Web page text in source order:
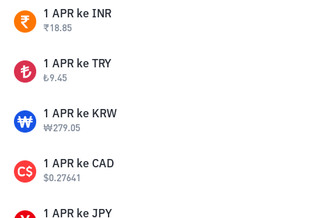
1 APR ke INR
₹18.85
1 APR ke TRY
₺9.45
1 APR ke KRW
₩279.05
1 APR ke CAD
$0.27641
1 APR ke JPY